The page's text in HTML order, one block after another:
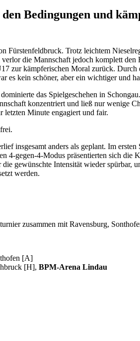
Bedingungen und
Fürstenfeldbruck. Trotz leichtem
die Mannschaft jedoch komplett
zur kämpferischen Moral zurück.
es kein schöner, aber ein wichtiger und
das Spielgeschehen in
konzentriert und ließ nur wenige
letzten Minute engagiert und fair.
insgesamt anders als geplant. Im
4-gegen-4-Modus präsentierten sich
gewünschte Intensität wieder spürbar,
werden.
zusammen mit Ravensburg,
[A]
[H], BPM-Arena Lindau